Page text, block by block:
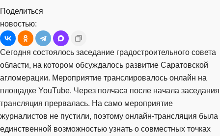
Поделиться
новостью:
Сегодня состоялось заседание градостроительного совета
области, на котором обсуждалось развитие Саратовской
агломерации. Мероприятие транслировалось онлайн на
площадке YouTube. Через полчаса после начала заседания
трансляция прервалась. На само мероприятие
журналистов не пустили, поэтому онлайн-трансляция была
единственной возможностью узнать о совместных точках